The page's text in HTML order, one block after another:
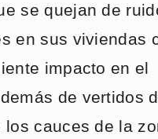
se quejan de
en sus viviendas
impacto en el
de vertidos
los cauces de la